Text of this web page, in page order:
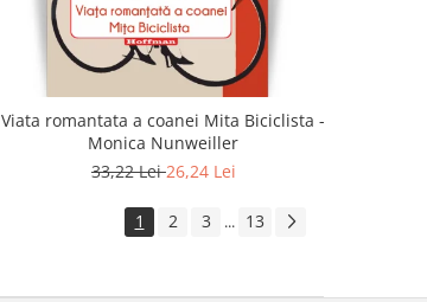
Viata romantata a coanei Mita Biciclista -
Monica Nunweiller
33,22 Lei26,24 Lei
1 2 3 ... 13